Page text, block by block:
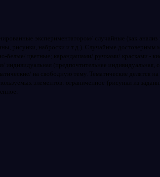
экспериментатором/ случайные (как
рисунки, наброски и т.д.). Случайные достоверным
белые/ цветные; карандашами/ ручками/ красками -
индивидуальная (предпочтительнее
на свободную тему. Тематические делятся
элементов: ограниченное (рисунки из